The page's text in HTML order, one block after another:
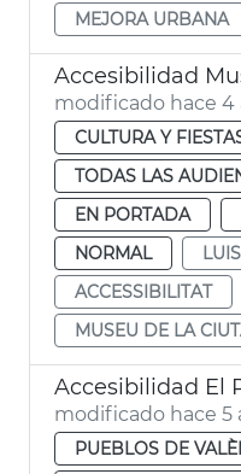
MEJORA URBANA
Accesibilidad
modificado hace 4
CULTURA Y
TODAS LAS
EN PORTADA
NORMAL
ACCESSIBILITAT
MUSEU DE LA
Accesibilidad El
modificado hace 5
PUEBLOS DE